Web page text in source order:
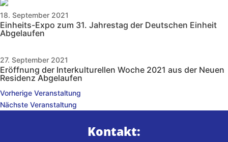
18. September 2021
Einheits-Expo zum 31. Jahrestag der Deutschen Einheit
Abgelaufen
27. September 2021
Eröffnung der Interkulturellen Woche 2021 aus der Neuen
Residenz Abgelaufen
Vorherige Veranstaltung
Nächste Veranstaltung
Kontakt: